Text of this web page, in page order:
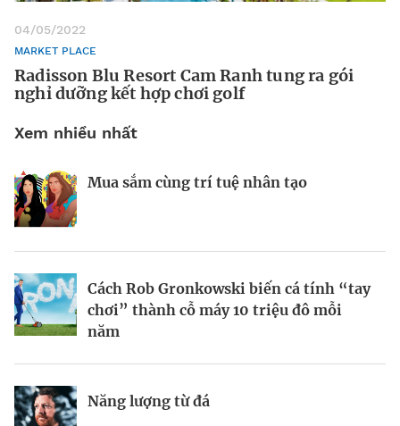
04/05/2022
MARKET PLACE
Radisson Blu Resort Cam Ranh tung ra gói
nghỉ dưỡng kết hợp chơi golf
Xem nhiều nhất
Mua sắm cùng trí tuệ nhân tạo
Cách Rob Gronkowski biến cá tính “tay
chơi” thành cỗ máy 10 triệu đô mỗi
năm
Năng lượng từ đá
Nhà sáng lập 25 tuổi và tham vọng lật
Thợ săn khoản vay
Nếu biết tận dụng, AI sẽ giúp điều hành
công ty tốt hơn
Kiểm soát bất ổn và bảo vệ sức khỏe
BRANDCONNECT | Brand Contributor
Champagne hàng đầu cho chất riêng
mùa lễ hội
Kết nối liên vùng: Đòn bẩy chiến lược